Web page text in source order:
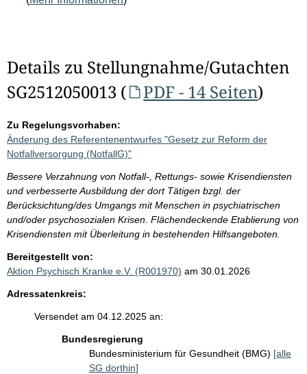
Details zu Stellungnahme/Gutachten
SG2512050013 (
PDF - 14 Seiten)
Zu Regelungsvorhaben:
Änderung des Referentenentwurfes "Gesetz zur Reform der
Notfallversorgung (NotfallG)"
Bessere Verzahnung von Notfall-, Rettungs- sowie Krisendiensten
und verbesserte Ausbildung der dort Tätigen bzgl. der
Berücksichtung/des Umgangs mit Menschen in psychiatrischen
und/oder psychosozialen Krisen. Flächendeckende Etablierung von
Krisendiensten mit Überleitung in bestehenden Hilfsangeboten.
Bereitgestellt von:
Aktion Psychisch Kranke e.V. (R001970) am 30.01.2026
Adressatenkreis:
Versendet am 04.12.2025 an:
Bundesregierung
Bundesministerium für Gesundheit (BMG) [alle
SG dorthin]